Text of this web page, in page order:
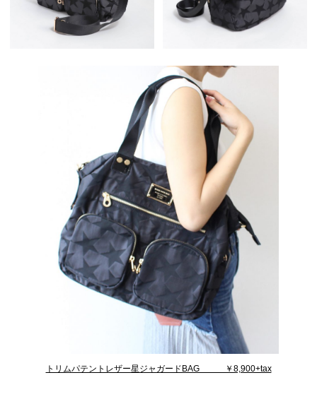
トリムパテントレザー星ジャガードBAG ￥8,900+tax